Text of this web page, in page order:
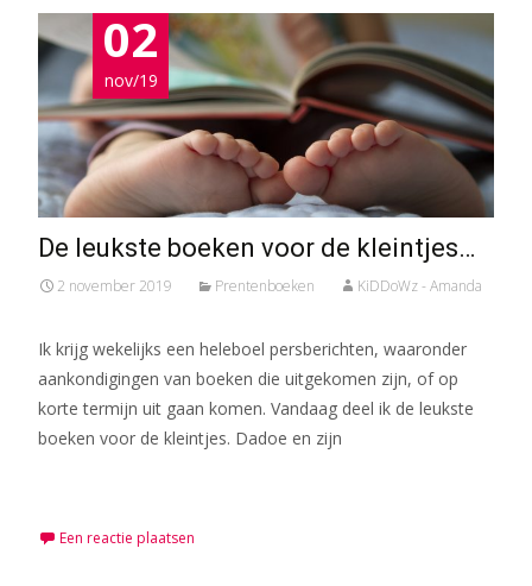
02
nov/19
De leukste boeken voor de kleintjes…
2 november 2019 Prentenboeken KiDDoWz - Amanda
Ik krijg wekelijks een heleboel persberichten, waaronder
aankondigingen van boeken die uitgekomen zijn, of op
korte termijn uit gaan komen. Vandaag deel ik de leukste
boeken voor de kleintjes. Dadoe en zijn
Een reactie plaatsen